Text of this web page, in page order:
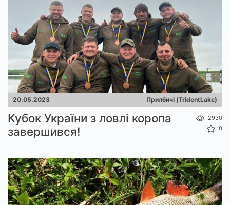
20.05.2023 Прилбичі (TridentLake)
Кубок України з ловлі коропа
завершився!
2930
0